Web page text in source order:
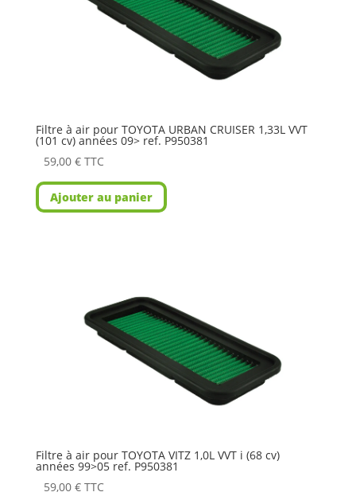
Filtre à air pour TOYOTA URBAN CRUISER 1,33L VVT
(101 cv) années 09> ref. P950381
59,00 € TTC
Ajouter au panier
Filtre à air pour TOYOTA VITZ 1,0L VVT i (68 cv)
années 99>05 ref. P950381
59,00 € TTC